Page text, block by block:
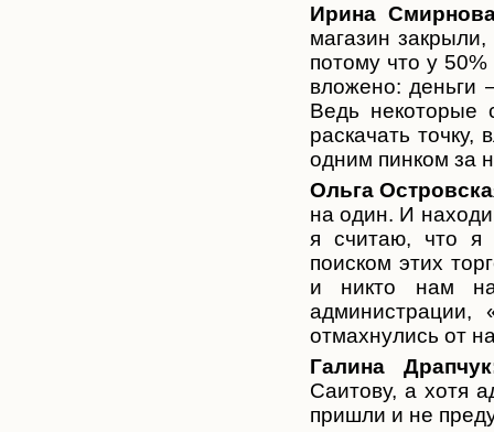
Ирина
магазин
потому что у 50%
вложено: деньги
Ведь некоторые
раскачать
одним пинком за
Ольга
на один. И
я считаю, что
поиском этих
и никто нам
отмахнулись от
Галина
Саитову, а хотя
пришли и не